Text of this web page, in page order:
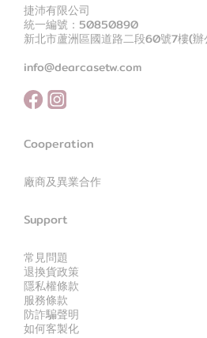
捷沛有限公司
統一編號：50850890
新北市蘆洲區國道路二段60號7樓(
info@dearcasetw.com
Cooperation
廠商及異業合作
Support
常見問題
退換貨政策
隱私權條款
服務條款
防詐騙聲明
如何客製化